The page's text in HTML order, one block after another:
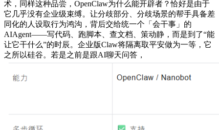
术，同样这种品尝，OpenClaw为什么能开辟者？恰好是由于
它几乎没有企业级束缚。让分歧部分、分歧场景的帮手具备差
同化的人设取行为鸿沟，背后交给统一个「会干事」的
AIAgent——写代码、跑脚本、查文档、策动静，而是到了“能
让它干什么”的时辰。企业版Claw将隔离取平安做为一等，它
之所以硅谷。若是之前是跟AI聊天问答，